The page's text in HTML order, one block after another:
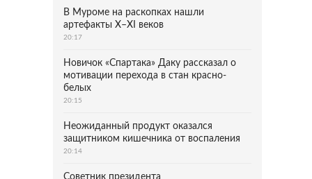
В Муроме на раскопках нашли
артефакты X–XI веков
20:17
Новичок «Спартака» Даку рассказал о
мотивации перехода в стан красно-
белых
20:15
Неожиданный продукт оказался
защитником кишечника от воспаления
20:14
Советник президента